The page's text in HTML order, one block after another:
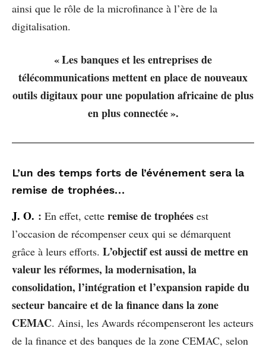
ainsi que le rôle de la microfinance à l’ère de la
digitalisation.
« Les banques et les entreprises de
télécommunications mettent en place de nouveaux
outils digitaux pour une population africaine de plus
en plus connectée ».
L’un des temps forts de l’événement sera la
remise de trophées…
J. O. : En effet, cette remise de trophées est
l’occasion de récompenser ceux qui se démarquent
grâce à leurs efforts. L’objectif est aussi de mettre en
valeur les réformes, la modernisation, la
consolidation, l’intégration et l’expansion rapide du
secteur bancaire et de la finance dans la zone
CEMAC. Ainsi, les Awards récompenseront les acteurs
de la finance et des banques de la zone CEMAC, selon